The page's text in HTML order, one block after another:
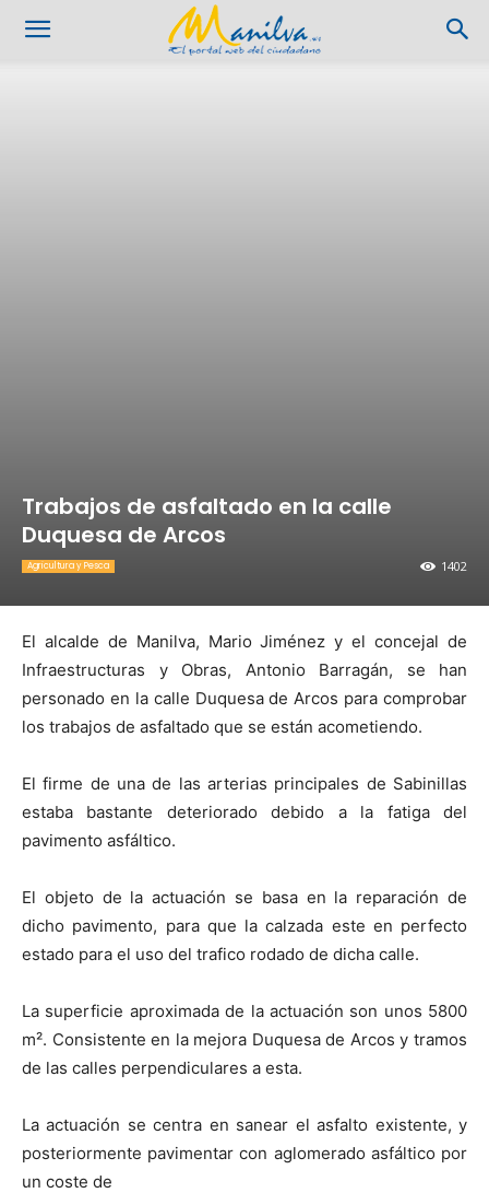
Trabajos de asfaltado en la calle
Duquesa de Arcos
1402
Agricultura y Pesca
El alcalde de Manilva, Mario Jiménez y el concejal de
Infraestructuras y Obras, Antonio Barragán, se han
personado en la calle Duquesa de Arcos para comprobar
los trabajos de asfaltado que se están acometiendo.
El firme de una de las arterias principales de Sabinillas
estaba bastante deteriorado debido a la fatiga del
pavimento asfáltico.
El objeto de la actuación se basa en la reparación de
dicho pavimento, para que la calzada este en perfecto
estado para el uso del trafico rodado de dicha calle.
La superficie aproximada de la actuación son unos 5800
m². Consistente en la mejora Duquesa de Arcos y tramos
de las calles perpendiculares a esta.
La actuación se centra en sanear el asfalto existente, y
posteriormente pavimentar con aglomerado asfáltico por
un coste de